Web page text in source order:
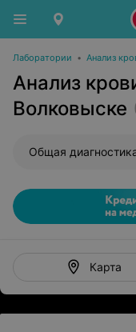
Лаборатории • Анализ
Анализ
Волковыске
Общая
Карта